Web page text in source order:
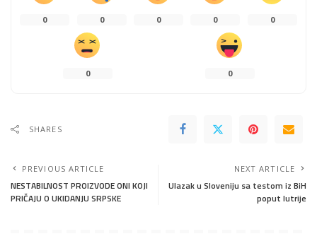
0 0 0 0 0
0 0
SHARES
PREVIOUS ARTICLE
NESTABILNOST PROIZVODE ONI KOJI
PRIČAJU O UKIDANJU SRPSKE
NEXT ARTICLE
Ulazak u Sloveniju sa testom iz BiH
poput lutrije